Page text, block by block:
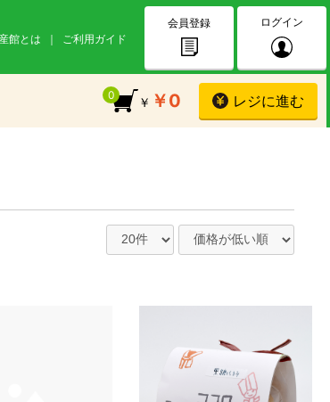
館とは ご利用ガイド
会員登録 ログイン
0 ￥ ￥0 レジに進む